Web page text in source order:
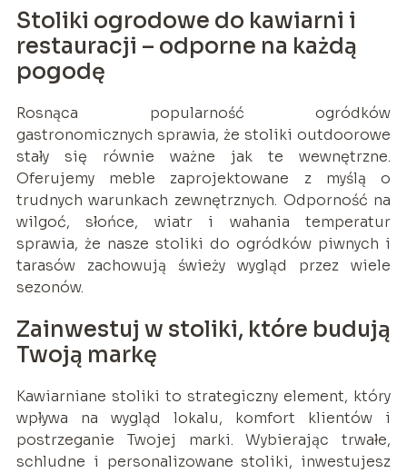
Stoliki ogrodowe do kawiarni i
restauracji – odporne na każdą
pogodę
Rosnąca popularność ogródków
gastronomicznych sprawia, że stoliki outdoorowe
stały się równie ważne jak te wewnętrzne.
Oferujemy meble zaprojektowane z myślą o
trudnych warunkach zewnętrznych. Odporność na
wilgoć, słońce, wiatr i wahania temperatur
sprawia, że nasze stoliki do ogródków piwnych i
tarasów zachowują świeży wygląd przez wiele
sezonów.
Zainwestuj w stoliki, które budują
Twoją markę
Kawiarniane stoliki to strategiczny element, który
wpływa na wygląd lokalu, komfort klientów i
postrzeganie Twojej marki. Wybierając trwałe,
schludne i personalizowane stoliki, inwestujesz